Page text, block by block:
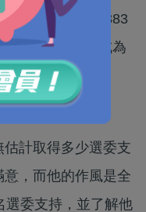
提名表，共獲得383
96%，意味會成為
人。
計取得多少選委支
，而他的作風是全
選委支持，並了解他